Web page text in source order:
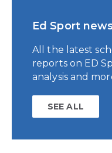
Ed Sport
All the latest
reports on ED
analysis and
SEE ALL